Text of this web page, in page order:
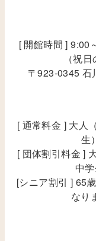
[ 開館時間 ] 9:00
（祝
〒923-0345 石
[ 通常料金 ] 大人
生
[ 団体割引料金 ]
中
[シニア割引 ] 65
なり